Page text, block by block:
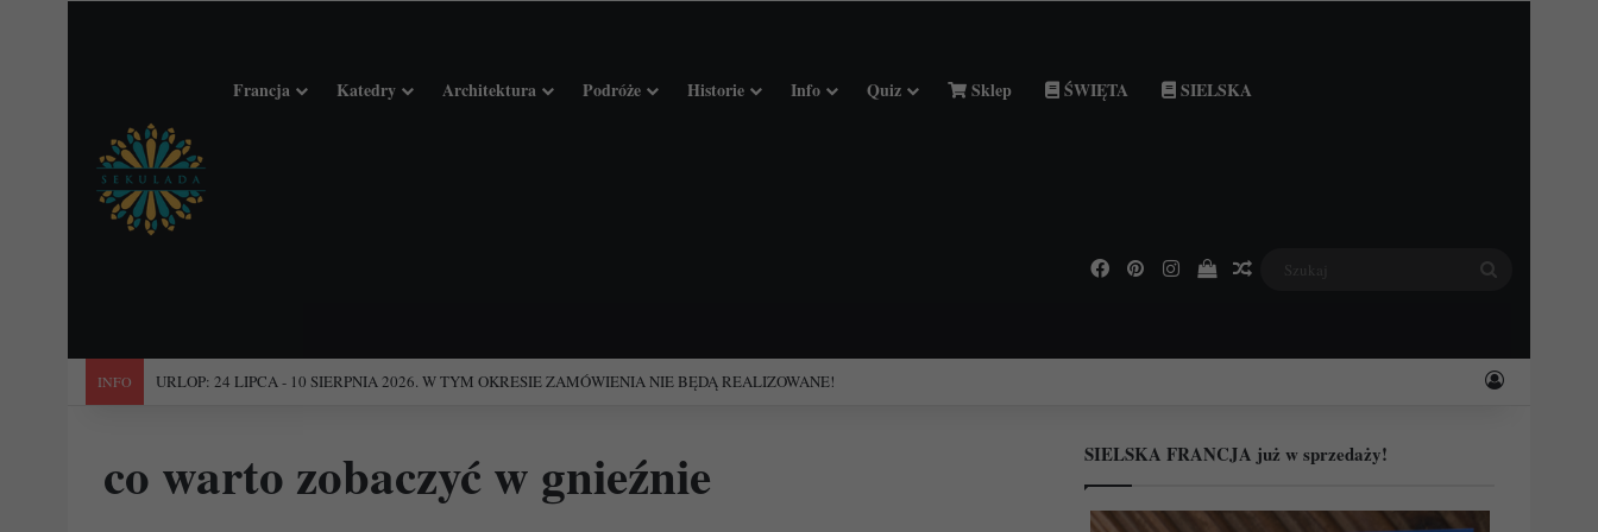
Francja Katedry Architektura Podróże Historie Info Quiz Sklep ŚWIĘTA SIELSKA
Facebook
PinterestInstagramPodejrzyj swój koszyk
Losowy wpis
INFO "Święta Francja". Przewodnik po 101 średniowiecznych kościołach Francji. Zaloguj
co warto zobaczyć w gnieźnie SIELSKA FRANCJA już w sprzedaży!